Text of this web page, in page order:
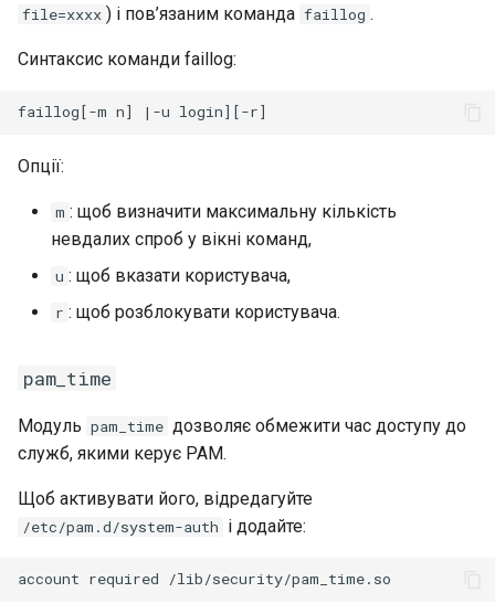
file=xxxx ) і пов’язаним команда faillog .
Синтаксис команди faillog:
Опції:
m : щоб визначити максимальну кількість
невдалих спроб у вікні команд,
u : щоб вказати користувача,
r : щоб розблокувати користувача.
pam_time
Модуль pam_time дозволяє обмежити час доступу до
служб, якими керує PAM.
Щоб активувати його, відредагуйте
/etc/pam.d/system-auth і додайте: